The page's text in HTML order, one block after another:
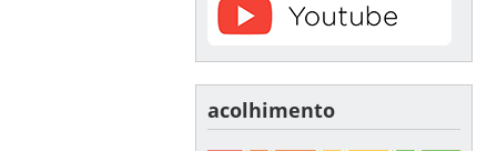
acolhimento